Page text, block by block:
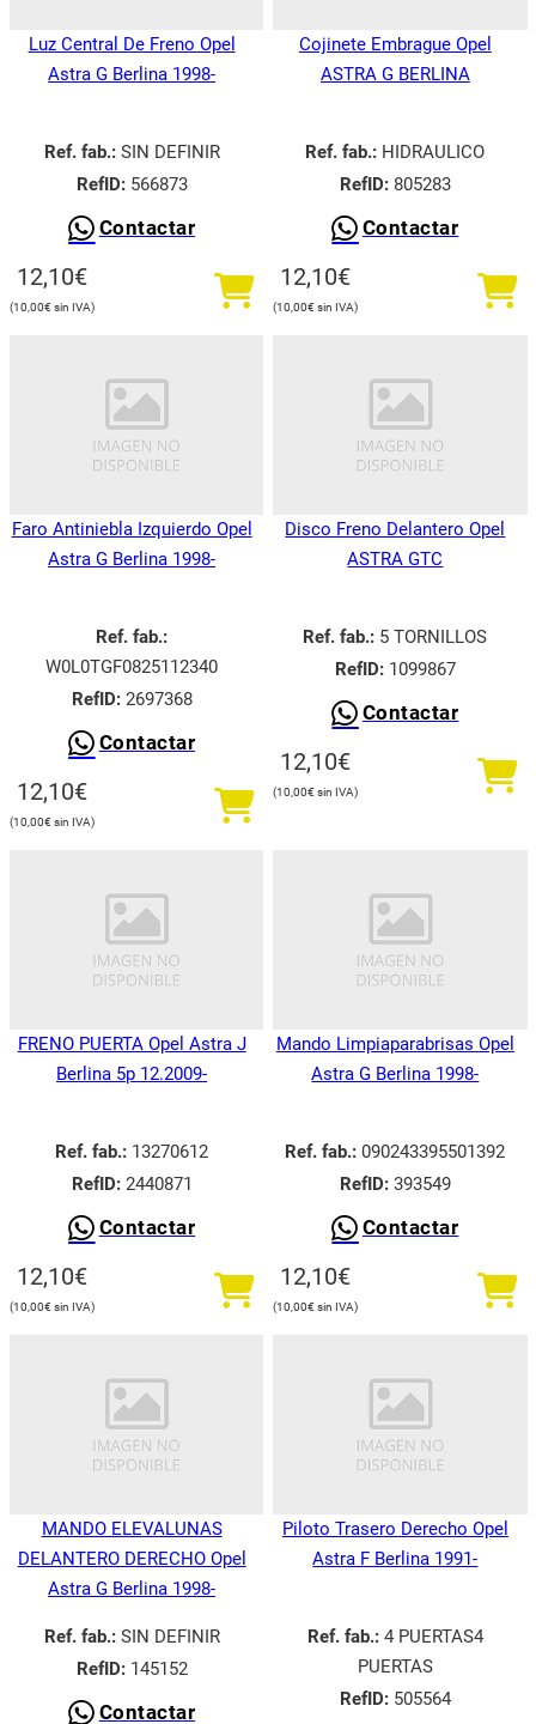
Luz Central De Freno Opel
Astra G Berlina 1998-
Ref. fab.:SIN DEFINIR
RefID:566873
Contactar
12,10€
10,00€
Cojinete Embrague Opel
ASTRA G BERLINA
Ref. fab.: HIDRAULICO
RefID:805283
Contactar
12,10€
10,00€
Faro Antiniebla Izquierdo Opel
Astra G Berlina 1998-
Ref. fab.:
W0L0TGF0825112340
RefID:2697368
Contactar
12,10€
10,00€
Disco Freno Delantero Opel
ASTRA GTC
Ref. fab.: 5 TORNILLOS
RefID:1099867
Contactar
12,10€
10,00€
FRENO PUERTA Opel Astra J
Berlina 5p 12.2009-
Ref. fab.: 13270612
RefID:2440871
Contactar
12,10€
10,00€
Mando Limpiaparabrisas Opel
Astra G Berlina 1998-
Ref. fab.: 090243395501392
RefID:393549
Contactar
12,10€
10,00€
MANDO ELEVALUNAS
DELANTERO DERECHO Opel
Astra G Berlina 1998-
Ref. fab.:SIN DEFINIR
RefID:145152
Contactar
Piloto Trasero Derecho Opel
Astra F Berlina 1991-
Ref. fab.:4 PUERTAS4
PUERTAS
RefID:505564